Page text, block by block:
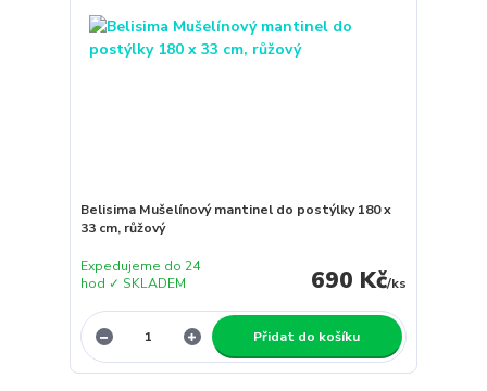
Belisima Mušelínový mantinel do postýlky 180 x
33 cm, růžový
690 Kč/ks
Expedujeme do 24
hod ✓ SKLADEM
Přidat do košíku